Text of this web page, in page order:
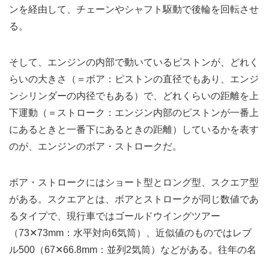
ンを経由して、チェーンやシャフト駆動で後輪を回転させ
る。
そして、エンジンの内部で動いているピストンが、どれく
らいの大きさ（＝ボア：ピストンの直径でもあり、エンジ
ンシリンダーの内径でもある）で、どれくらいの距離を上
下運動（＝ストローク：エンジン内部のピストンが一番上
にあるときと一番下にあるときの距離）しているかを表す
のが、エンジンのボア・ストロークだ。
ボア・ストロークにはショート型とロング型、スクエア型
がある。スクエアとは、ボアとストロークが同じ数値であ
るタイプで、現行車ではゴールドウイングツアー
（73✕73mm：水平対向6気筒）、近似値のものではレブ
ル500（67✕66.8mm：並列2気筒）などがある。往年の名